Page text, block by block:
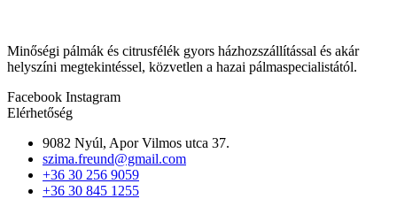
Minőségi pálmák és citrusfélék gyors házhozszállítással és akár
helyszíni megtekintéssel, közvetlen a hazai pálmaspecialistától.
Facebook Instagram
Elérhetőség
9082 Nyúl, Apor Vilmos utca 37.
szima.freund@gmail.com
+36 30 256 9059
+36 30 845 1255